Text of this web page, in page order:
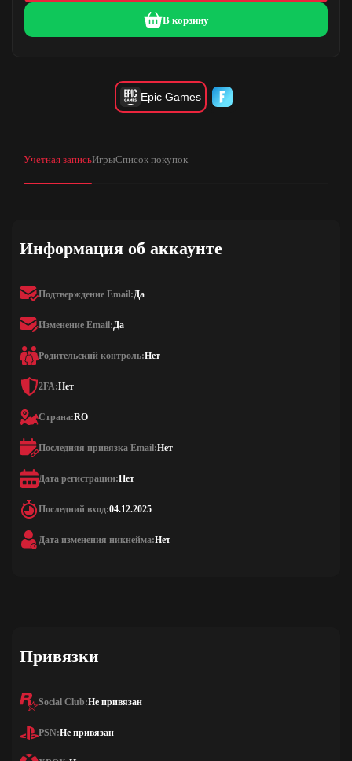
В корзину
Epic Games
Учетная записьИгрыСписок покупок
Информация об аккаунте
Подтверждение Email:Да
Изменение Email:Да
Родительский контроль:Нет
2FA:Нет
Страна:RO
Последняя привязка Email:Нет
Дата регистрации:Нет
Последний вход:04.12.2025
Дата изменения никнейма:Нет
Привязки
Social Club:Не привязан
PSN:Не привязан